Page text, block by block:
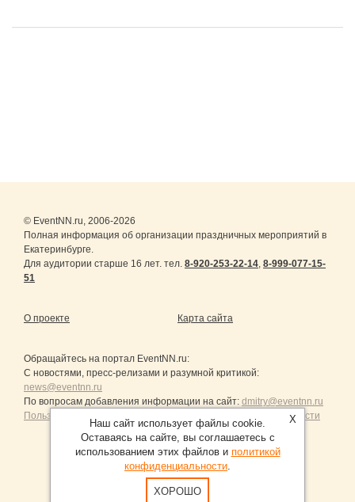
© EventNN.ru, 2006-2026
Полная информация об организации праздничных мероприятий в
Екатеринбурге.
Для аудитории старше 16 лет. тел. 8-920-253-22-14, 8-999-077-15-
51
О проекте Карта сайта
Обращайтесь на портал EventNN.ru:
С новостями, пресс-релизами и разумной критикой:
news@eventnn.ru
По вопросам добавления информации на сайт: dmitry@eventnn.ru
Пользовательское Соглашение и политика конфиденциальности
Продвижение сайтов Санкт-Петербург
X
Наш сайт использует файлы cookie.
Оставаясь на сайте, вы соглашаетесь с
использованием этих файлов и политикой
конфиденциальности.
ХОРОШО